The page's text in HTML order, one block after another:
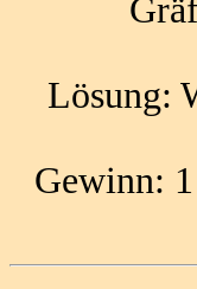
Lösung:
Gewinn: